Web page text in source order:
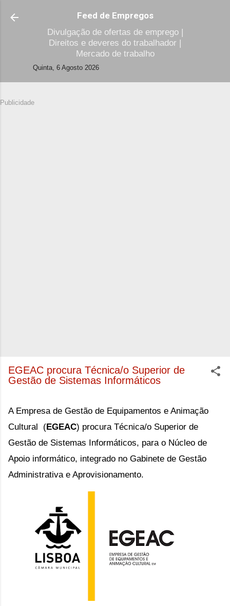
Avançar para o conteúdo principal
Feed de Empregos
Divulgação de ofertas de emprego |
Direitos e deveres do trabalhador |
Mercado de trabalho
Quinta, 6 Agosto 2026
Publicidade
EGEAC procura Técnica/o Superior de
Gestão de Sistemas Informáticos
A Empresa de Gestão de Equipamentos e Animação
Cultural (EGEAC) procura Técnica/o Superior de
Gestão de Sistemas Informáticos, para o Núcleo de
Apoio informático, integrado no Gabinete de Gestão
Administrativa e Aprovisionamento.